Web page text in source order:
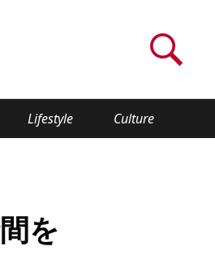
Lifestyle Culture
を